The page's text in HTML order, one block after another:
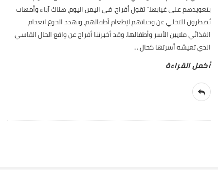
بتعويدهم على غيابها.” تقول أفراح. في اليمن اليوم، هناك آباء وأمهات
يُضطرون للتخلي عن وجباتهم لإطعام أطفالهم، ويهدد الجوع انعدام
الغذائي ملايين الأسر وأطفالها. وقد أخبرتنا أفراح عن واقع الحال القاسي
الذي تعيشه أسرتها كحال…